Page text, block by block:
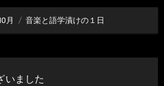
月 音楽と語学漬けの１日
いました